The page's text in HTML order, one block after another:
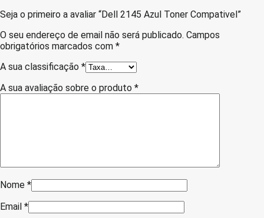
Seja o primeiro a avaliar “Dell 2145 Azul Toner Compativel”
O seu endereço de email não será publicado. Campos
obrigatórios marcados com *
A sua classificação *
A sua avaliação sobre o produto *
Nome *
Email *